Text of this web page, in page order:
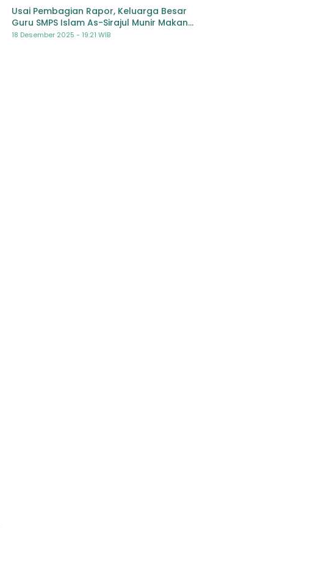
Usai Pembagian Rapor, Keluarga Besar
Guru SMPS Islam As-Sirajul Munir Makan
Bersama Sambut Libur Awal Semester
18 Desember 2025 - 19:21 WIB